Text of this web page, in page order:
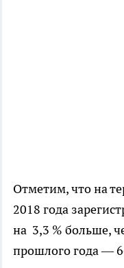
Отметим, что на
2018 года
на 3,3 % больше,
прошлого года —